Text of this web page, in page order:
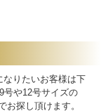
なりたいお客様は下
号や12号サイズの
探し頂けます。